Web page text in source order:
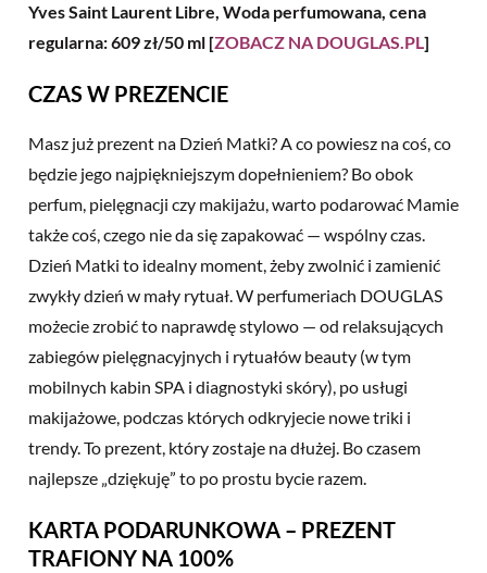
Yves Saint Laurent Libre, Woda perfumowana, cena
regularna: 609 zł/50 ml [ZOBACZ NA DOUGLAS.PL]
CZAS W PREZENCIE
Masz już prezent na Dzień Matki? A co powiesz na coś, co
będzie jego najpiękniejszym dopełnieniem? Bo obok
perfum, pielęgnacji czy makijażu, warto podarować Mamie
także coś, czego nie da się zapakować — wspólny czas.
Dzień Matki to idealny moment, żeby zwolnić i zamienić
zwykły dzień w mały rytuał. W perfumeriach DOUGLAS
możecie zrobić to naprawdę stylowo — od relaksujących
zabiegów pielęgnacyjnych i rytuałów beauty (w tym
mobilnych kabin SPA i diagnostyki skóry), po usługi
makijażowe, podczas których odkryjecie nowe triki i
trendy. To prezent, który zostaje na dłużej. Bo czasem
najlepsze „dziękuję” to po prostu bycie razem.
KARTA PODARUNKOWA – PREZENT
TRAFIONY NA 100%